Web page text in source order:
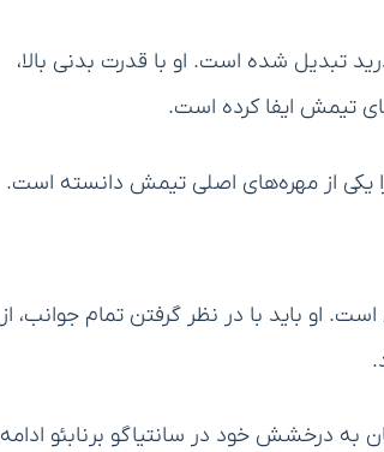
تبدیل شده است. او با قدرت بدنی بالا،
تیمش ایفا کرده است.
را یکی از مهره‌های اصلی تیمش دانسته است.
او باید با در نظر گرفتن تمام جوانب، از
به درخشش خود در سانتیاگو برنابئو ادامه